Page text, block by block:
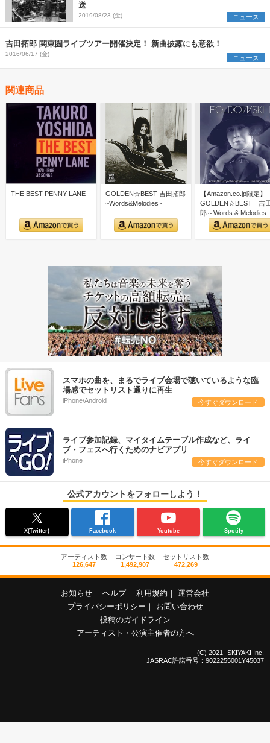
送
2019/08/23 (金) ニュース
吉田拓郎 関東圏ライブツアー開催決定！ 新曲披露にも意欲！
2016/06/17 (金) ニュース
関連商品
THE BEST PENNY LANE
GOLDEN☆BEST 吉田拓郎
~Words&Melodies~
【Amazon.co.jp限定】
GOLDEN☆BEST 吉
郎～Words &
スマホの曲を、まるでライブ会場で聴いているような臨
場感でセットリスト通りに再生
iPhone/Android 今すぐダウンロード
ライブ参加記録、マイタイムテーブル作成など、ライ
ブ・フェスへ行くためのナビアプリ
iPhone 今すぐダウンロード
公式アカウントをフォローしよう！
X(Twitter) Facebook Youtube Spotify
アーティスト数
126,647
コンサート数
1,492,907
セットリスト数
472,269
お知らせ ヘルプ 利用規約
運営会社
プライバシーポリシー
お問い合わせ
投稿のガイドライン
アーティスト・公演主催者の方へ
(C) 2021- SKIYAKI Inc.
JASRAC許諾番号：9022255001Y45037